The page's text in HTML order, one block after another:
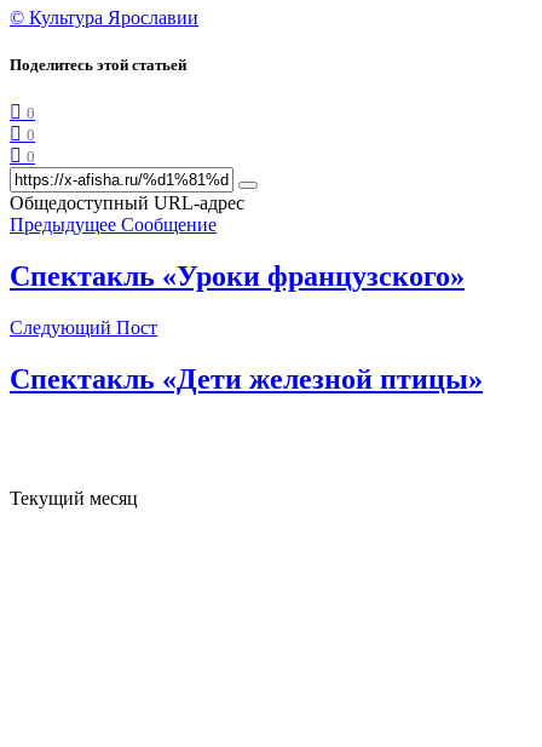
© Культура Ярославии
Поделитесь этой статьей
0
0
0
Общедоступный URL-адрес
Предыдущее Сообщение
Спектакль «Уроки французского»
Следующий Пост
Спектакль «Дети железной птицы»
Текущий месяц